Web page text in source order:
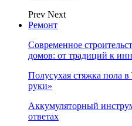
Prev Next
Ремонт
Современное
домов: от традиций к
Полусухая стяжка пола
руки»
Аккумуляторный
ответах